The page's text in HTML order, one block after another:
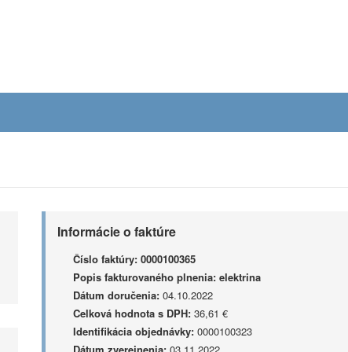
Informácie o faktúre
Číslo faktúry: 0000100365
Popis fakturovaného plnenia: elektrina
Dátum doručenia:04.10.2022
Celková hodnota s DPH:36,61 €
Identifikácia objednávky:0000100323